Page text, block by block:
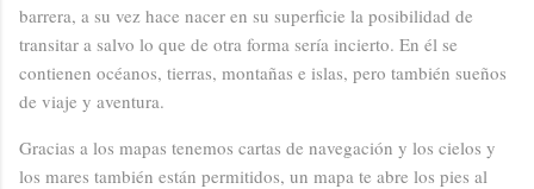
barrera, a su vez hace nacer en su superficie la posibilidad de
transitar a salvo lo que de otra forma sería incierto. En él se
contienen océanos, tierras, montañas e islas, pero también sueños
de viaje y aventura.
Gracias a los mapas tenemos cartas de navegación y los cielos y
los mares también están permitidos, un mapa te abre los pies al